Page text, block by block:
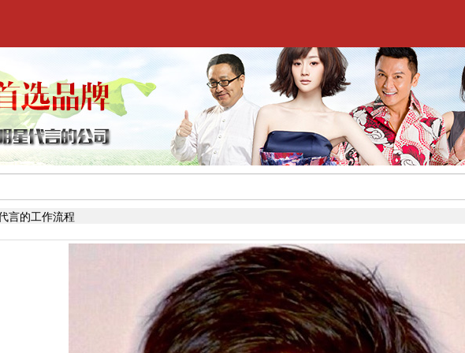
的工作流程
】报价表
,怎么选择明星代言,签约流程
作代理明星资源
说明书
有限公司
言的工作流程
】报价表